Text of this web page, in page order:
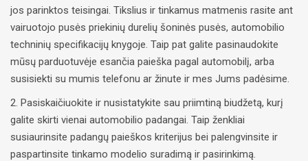
jos parinktos teisingai. Tikslius ir tinkamus matmenis rasite ant
vairuotojo pusės priekinių durelių šoninės pusės, automobilio
techninių specifikacijų knygoje. Taip pat galite pasinaudokite
mūsų parduotuvėje esančia paieška pagal automobilį, arba
susisiekti su mumis telefonu ar žinute ir mes Jums padėsime.
2. Pasiskaičiuokite ir nusistatykite sau priimtiną biudžetą, kurį
galite skirti vienai automobilio padangai. Taip ženkliai
susiaurinsite padangų paieškos kriterijus bei palengvinsite ir
paspartinsite tinkamo modelio suradimą ir pasirinkimą.